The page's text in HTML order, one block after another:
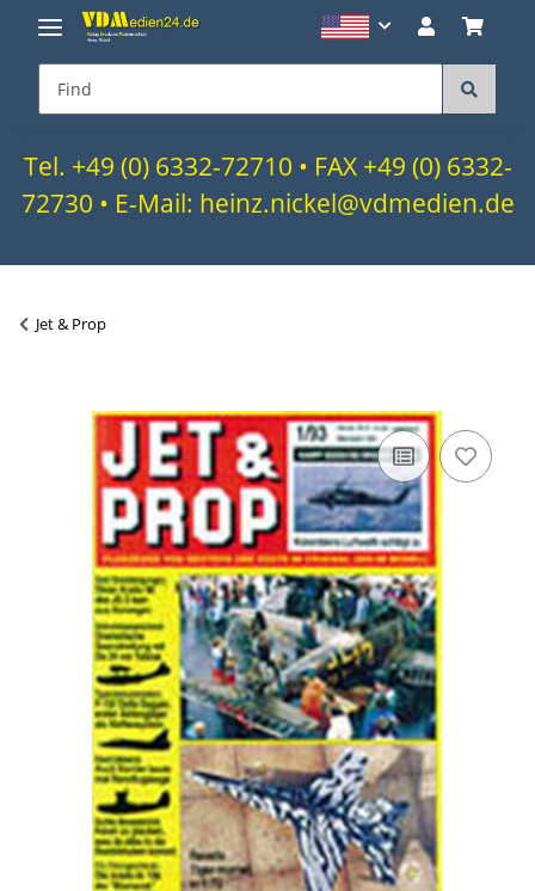
Tel. +49 (0) 6332-72710 • FAX +49 (0) 6332-
72730 • E-Mail: heinz.nickel@vdmedien.de
Jet & Prop